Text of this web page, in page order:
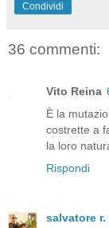
Condividi
36 commenti:
Vito Reina
È la
costrette a
la loro
Rispondi
salvatore r.